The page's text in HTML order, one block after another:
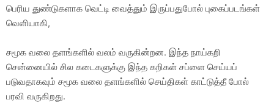
பெரிய துண்டுகளாக வெட்டி வைத்தும் இருப்பதுபோல் புகைப்படங்கள்
வெளியாகி,
சமூக வலை தளங்களில் வலம் வருகின்றன. இந்த நாய்கறி
சென்னையில் சில கடைகளுக்கு இந்த கறிகள் சப்ளை செய்யப்
படுவதாகவும் சமூக வலை தளங்களில் செய்திகள் காட்டுத்தீ போல்
பரவி வருகிறது.